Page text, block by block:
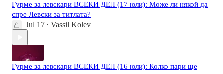
Гурме за левскари ВСЕКИ ДЕН (17 юли): Може ли някой да
спре Левски за титлата?
Jul 17 • Vassil Kolev
Гурме за левскари ВСЕКИ ДЕН (16 юли): Колко пари ще